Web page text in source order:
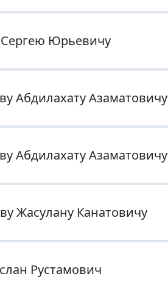
Юрьевичу
Абдилахату Азаматовичу
Абдилахату Азаматовичу
Жасулану Канатовичу
Рустамович